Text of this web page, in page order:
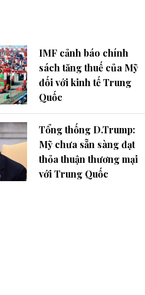
IMF cảnh báo chính
sách tăng thuế của Mỹ
đối với kinh tế Trung
Quốc
Tổng thống D.Trump:
Mỹ chưa sẵn sàng đạt
thỏa thuận thương mại
với Trung Quốc